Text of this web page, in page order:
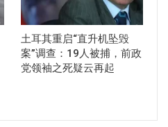
土耳其重启“直升机坠毁
案”调查：19人被捕，前政
党领袖之死疑云再起